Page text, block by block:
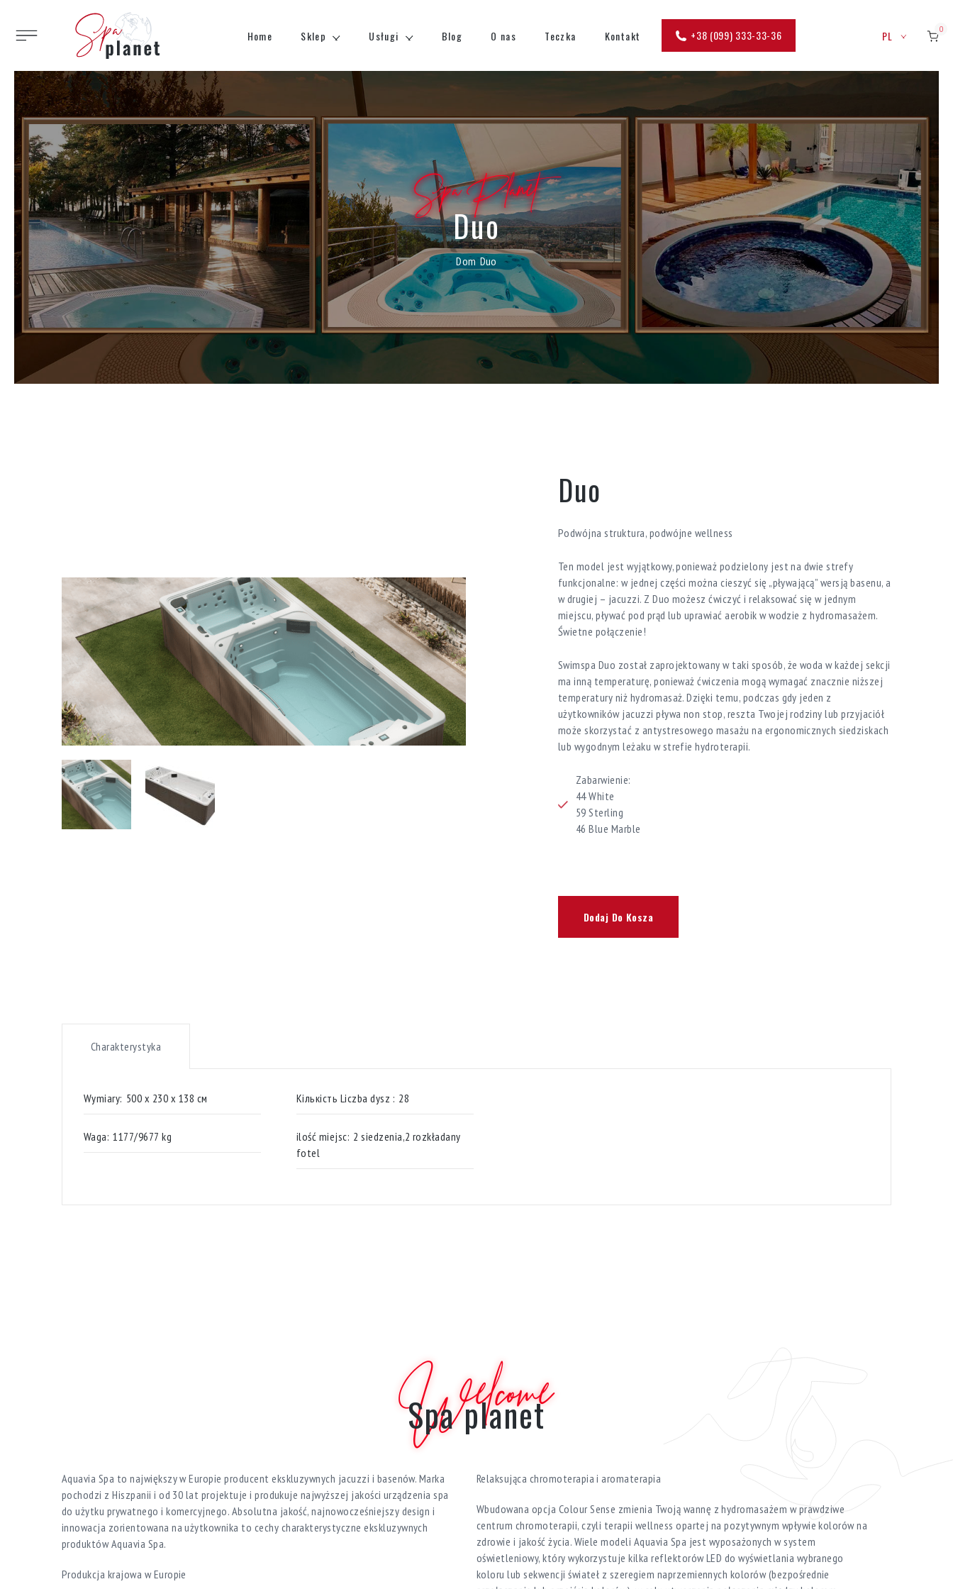
Home Sklep Usługi Blog O nas Teczka Kontakt +38 (099) 333-33-36 PL 0
Spa Planet
Duo
Dom Duo
Duo
Podwójna struktura, podwójne wellness
Ten model jest wyjątkowy, ponieważ podzielony jest na dwie strefy
funkcjonalne: w jednej części można cieszyć się „pływającą” wersją basenu, a
w drugiej – jacuzzi. Z Duo możesz ćwiczyć i relaksować się w jednym
miejscu, pływać pod prąd lub uprawiać aerobik w wodzie z hydromasażem.
Świetne połączenie!
Swimspa Duo został zaprojektowany w taki sposób, że woda w każdej sekcji
ma inną temperaturę, ponieważ ćwiczenia mogą wymagać znacznie niższej
temperatury niż hydromasaż. Dzięki temu, podczas gdy jeden z
użytkowników jacuzzi pływa non stop, reszta Twojej rodziny lub przyjaciół
może skorzystać z antystresowego masażu na ergonomicznych siedziskach
lub wygodnym leżaku w strefie hydroterapii.
Zabarwienie:
44 White
59 Sterling
46 Blue Marble
Dodaj Do Kosza
Charakterystyka
Wymiary: 500 х 230 х 138 см
Waga: 1177/9677 kg
Кількість Liczba dysz : 28
ilość miejsc: 2 siedzenia,2 rozkładany
fotel
Welcome
Spa planet
Aquavia Spa to największy w Europie producent ekskluzywnych jacuzzi i basenów. Marka
pochodzi z Hiszpanii i od 30 lat projektuje i produkuje najwyższej jakości urządzenia spa
do użytku prywatnego i komercyjnego. Absolutna jakość, najnowocześniejszy design i
innowacja zorientowana na użytkownika to cechy charakterystyczne ekskluzywnych
produktów Aquavia Spa.
Produkcja krajowa w Europie
Relaksująca chromoterapia i aromaterapia
Wbudowana opcja Colour Sense zmienia Twoją wannę z hydromasażem w prawdziwe
centrum chromoterapii, czyli terapii wellness opartej na pozytywnym wpływie kolorów na
zdrowie i jakość życia. Wiele modeli Aquavia Spa jest wyposażonych w system
oświetleniowy, który wykorzystuje kilka reflektorów LED do wyświetlania wybranego
koloru lub sekwencji świateł z szeregiem naprzemiennych kolorów (bezpośrednie